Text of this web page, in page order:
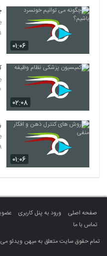
۰۱:۰۶
۰۲:۰۸
۰۱:۰۶
صفحه اصلی ورود به پنل کاربری
تماس با ما
تمام حقوق سایت متعلق به میهن ویدئو